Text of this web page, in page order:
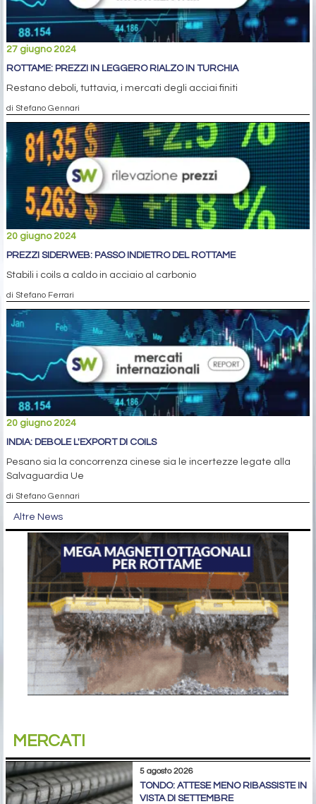
27 giugno 2024
ROTTAME: PREZZI IN LEGGERO RIALZO IN TURCHIA
Restano deboli, tuttavia, i mercati degli acciai finiti
di Stefano Gennari
20 giugno 2024
PREZZI SIDERWEB: PASSO INDIETRO DEL ROTTAME
Stabili i coils a caldo in acciaio al carbonio
di Stefano Ferrari
20 giugno 2024
INDIA: DEBOLE L'EXPORT DI COILS
Pesano sia la concorrenza cinese sia le incertezze legate alla
Salvaguardia Ue
di Stefano Gennari
Altre News
MERCATI
5 agosto 2026
TONDO: ATTESE MENO RIBASSISTE IN
VISTA DI SETTEMBRE